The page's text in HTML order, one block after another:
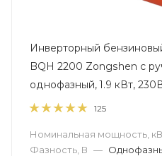
Инверторный
BQH 2200 Zongshen с
однофазный, 1.9 кВт,
125
Номинальная мощность,
Фазность, В —